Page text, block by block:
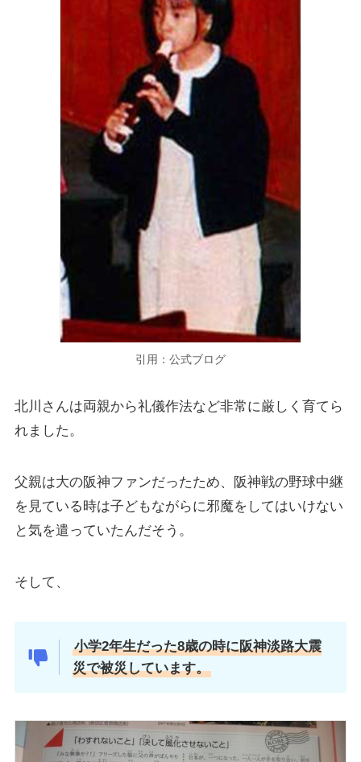
引用：公式ブログ
北川さんは両親から礼儀作法など非常に厳しく育てら
れました。
父親は大の阪神ファンだったため、阪神戦の野球中継
を見ている時は子どもながらに邪魔をしてはいけない
と気を遣っていたんだそう。
そして、
小学2年生だった8歳の時に阪神淡路大震
災で被災しています。